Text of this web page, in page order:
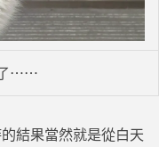
了⋯⋯
結果當然就是從白天